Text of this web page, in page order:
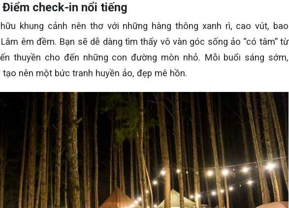
Điểm check-in nổi tiếng
khung cảnh nên thơ với những hàng thông xanh rì, cao vút, bao
êm đềm. Bạn sẽ dễ dàng tìm thấy vô vàn góc sống ảo “có tâm” từ
thuyền cho đến những con đường mòn nhỏ. Mỗi buổi sáng sớm,
nên một bức tranh huyền ảo, đẹp mê hồn.